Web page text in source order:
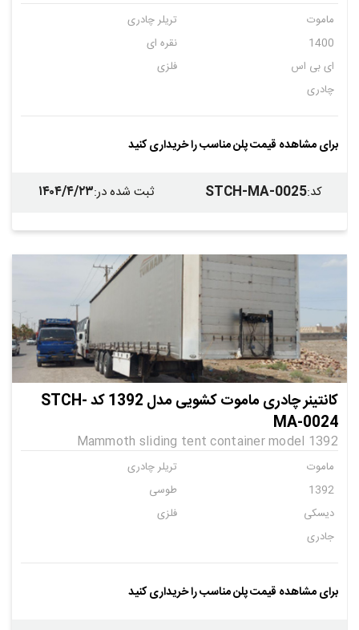
ماموت
تریلر چادری
1400
نقره ای
ای بی اس
فلزی
چادری
برای مشاهده قیمت پلن مناسب را خریداری کنید
کد:
STCH-MA-0025 ثبت شده در:۱۴۰۴/۴/۲۳
کانتینر چادری ماموت کشویی مدل 1392 کد STCH-
MA-0024
Mammoth sliding tent container model 1392
ماموت
تریلر چادری
1392
طوسی
دیسکی
فلزی
جادری
برای مشاهده قیمت پلن مناسب را خریداری کنید